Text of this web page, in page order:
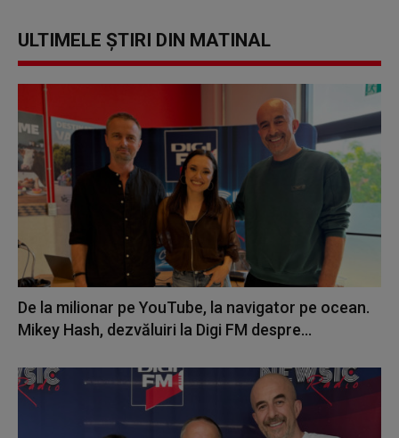
ULTIMELE ȘTIRI DIN MATINAL
De la milionar pe YouTube, la navigator pe ocean.
Mikey Hash, dezvăluiri la Digi FM despre...